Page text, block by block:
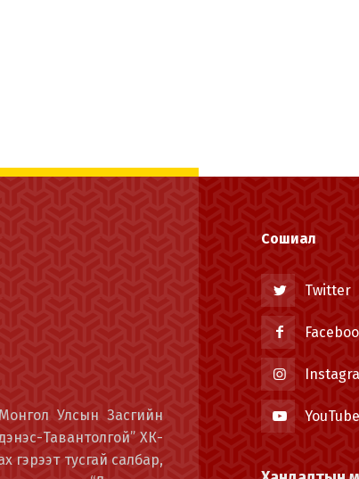
Улсын Засгийн
Тавантолгой” ХК-
гэрээт тусгай салбар,
Сошиал
Twitter
YouTube